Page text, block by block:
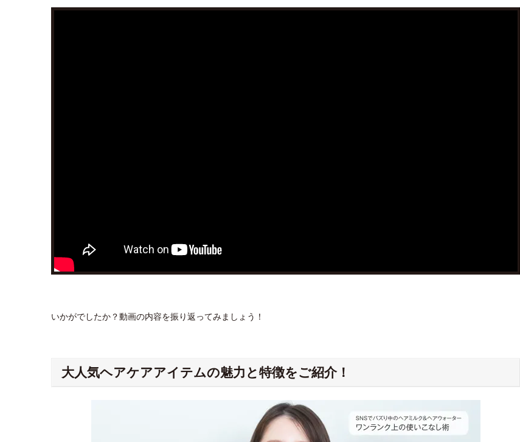
いかがでしたか？動画の内容を振り返ってみましょう！
大人気ヘアケアアイテムの魅力と特徴をご紹介！